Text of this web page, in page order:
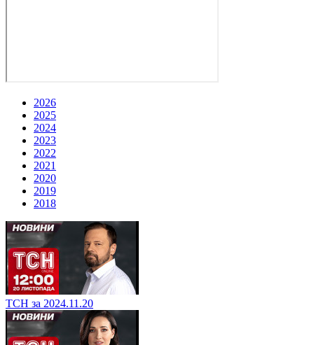
2026
2025
2024
2023
2022
2021
2020
2019
2018
ТСН за 2024.11.20